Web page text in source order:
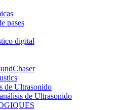
pases
digital
de Ultrasonido
de Ultrasonido